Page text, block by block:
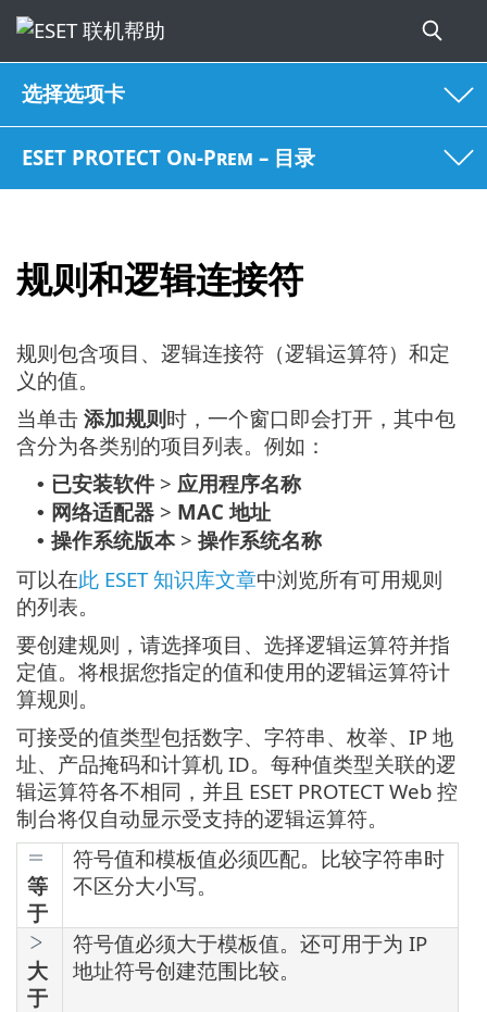
选择选项卡
ESET PROTECT On-Prem – 目录
规则和逻辑连接符
规则包含项目、逻辑连接符（逻辑运算符）和定
义的值。
当单击 添加规则时，一个窗口即会打开，其中包
含分为各类别的项目列表。例如：
• 已安装软件 > 应用程序名称
• 网络适配器 > MAC 地址
• 操作系统版本 > 操作系统名称
可以在此 ESET 知识库文章中浏览所有可用规则
的列表。
要创建规则，请选择项目、选择逻辑运算符并指
定值。将根据您指定的值和使用的逻辑运算符计
算规则。
可接受的值类型包括数字、字符串、枚举、IP 地
址、产品掩码和计算机 ID。每种值类型关联的逻
辑运算符各不相同，并且 ESET PROTECT Web 控
制台将仅自动显示受支持的逻辑运算符。
等
于
符号值和模板值必须匹配。比较字符串时
不区分大小写。
大
于
符号值必须大于模板值。还可用于为 IP
地址符号创建范围比较。